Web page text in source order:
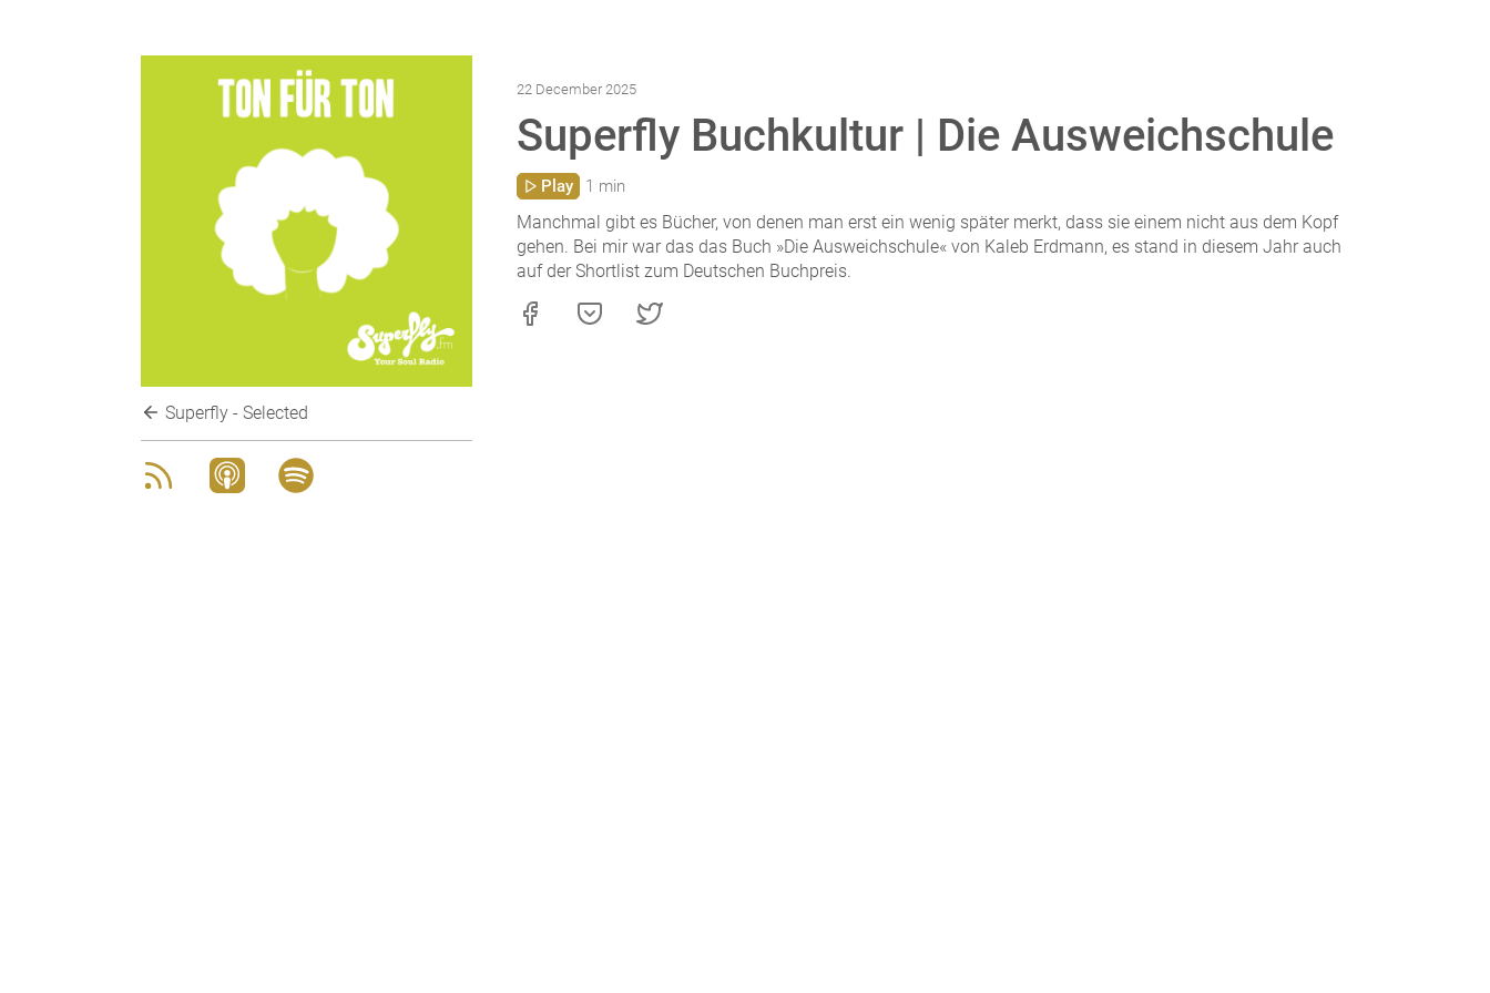
Superfly - Selected
22 December 2025
Superfly Buchkultur | Die Ausweichschule
Play 1 min
Manchmal gibt es Bücher, von denen man erst ein wenig später merkt, dass sie einem nicht aus dem Kopf
gehen. Bei mir war das das Buch »Die Ausweichschule« von Kaleb Erdmann, es stand in diesem Jahr auch
auf der Shortlist zum Deutschen Buchpreis.